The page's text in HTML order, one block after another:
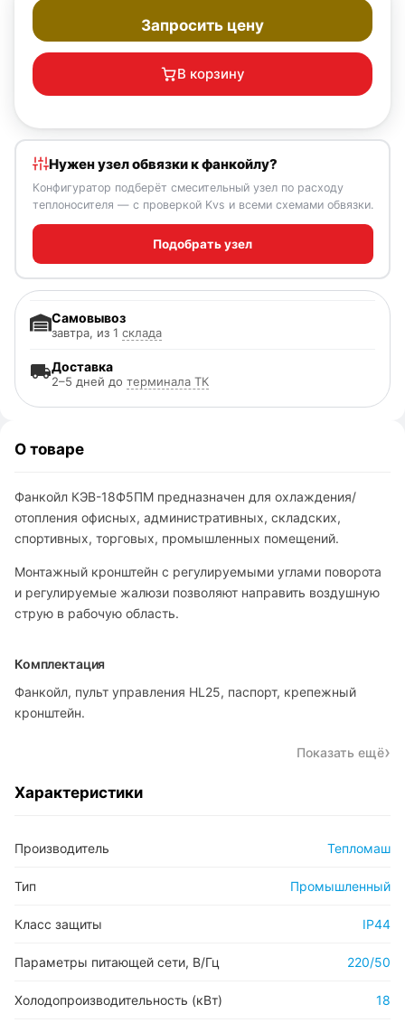
Запросить цену
В корзину
Нужен узел обвязки к фанкойлу?
Конфигуратор подберёт смесительный узел по расходу
теплоносителя — с проверкой Kvs и всеми схемами обвязки.
Подобрать узел
Доставка
2–5 дней до терминала ТК
Самовывоз
завтра, из 1 склада
О товаре
Фанкойл КЭВ-18Ф5ПМ предназначен для охлаждения/
отопления офисных, административных, складских,
спортивных, торговых, промышленных помещений.
Монтажный кронштейн с регулируемыми углами поворота
и регулируемые жалюзи позволяют направить воздушную
струю в рабочую область.
Комплектация
Фанкойл, пульт управления HL25, паспорт, крепежный
кронштейн.
Показать ещё
Характеристики
Производитель Тепломаш
Тип Промышленный
Класс защиты IP44
Параметры питающей сети, В/Гц 220/50
Холодопроизводительность (кВт) 18